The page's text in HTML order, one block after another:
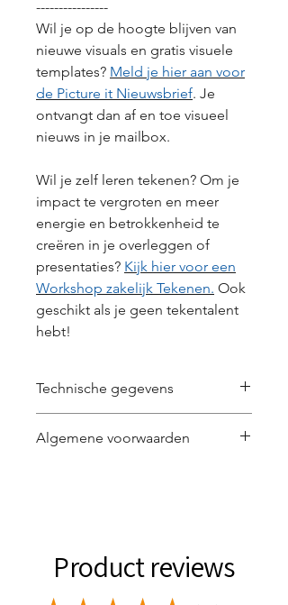
----------------
Wil je op de hoogte blijven van
nieuwe visuals en gratis visuele
templates? Meld je hier aan voor
de Picture it Nieuwsbrief. Je
ontvangt dan af en toe visueel
nieuws in je mailbox.
Wil je zelf leren tekenen? Om je
impact te vergroten en meer
energie en betrokkenheid te
creëren in je overleggen of
presentaties? Kijk hier voor een
Workshop zakelijk Tekenen. Ook
geschikt als je geen tekentalent
hebt!
Technische gegevens
Algemene voorwaarden
Product reviews